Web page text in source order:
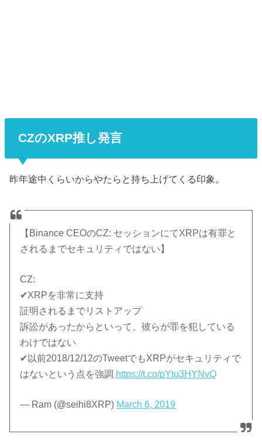
CZのXRP推し発言
昨年途中くらいからやたらと持ち上げてくる印象。
【Binance CEOのCZ: セッションにてXRPは有罪と
されるまでセキュリティではない】
CZ:
✔︎XRPを非常に支持
証明されるまでリストアップ
訴訟があったからといって、彼らが罪を犯している
わけではない
✔︎以前2018/12/12のTweetでもXRPがセキュリティで
はないという点を強調 https://t.co/pYtu3HYNvQ
— Ram (@seihi8XRP) March 6, 2019